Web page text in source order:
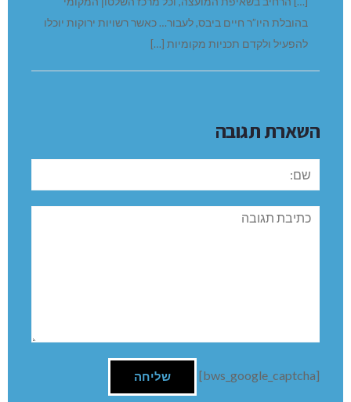
בהובלת היו”ר חיים ביבס, לעבור… כאשר רשויות ירוקות יוכלו
להפעיל ולקדם תכניות מקומיות […]
השארת תגובה
שם:
תגובה
[bws_google_captcha]